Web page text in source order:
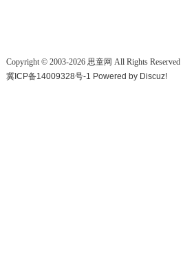
Copyright © 2003-2026 思童网 All Rights Reserved
冀ICP备14009328号-1 Powered by Discuz!